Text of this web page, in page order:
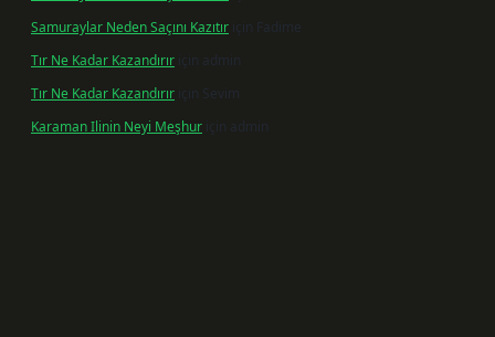
Samuraylar Neden Saçını Kazıtır için
Fadime
Tır Ne Kadar Kazandırır için
admin
Tır Ne Kadar Kazandırır için Sevim
Karaman Ilinin Neyi Meşhur için admin